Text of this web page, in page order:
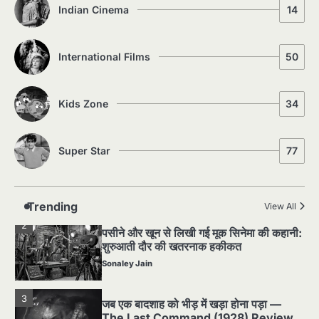
Indian Cinema 14
International Films 50
Kids Zone 34
Super Star 77
Trending View All
5
5 Horror Films जो आपको रात को अकेले नहीं
घटना जिसने Hollywood को हिला दिया
2
पसीने और खून से लिखी गई मूक सिनेमा की कहानी:
Sonaley Jain
3
जब एक बादशाह को भीड़ में खड़ा होना पड़ा —
The Last Command (1928) Review
Sonaley Jain
4
“क्या आपने वो फ़िल्म देखी है जिसने आज़ाद कोरिया
के पहले सपने को परदे पर उतारा? — Viva